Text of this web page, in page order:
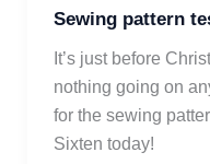
Sewing pattern
It’s just before
nothing going on
for the sewing
Sixten today!